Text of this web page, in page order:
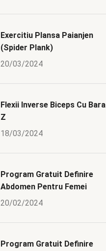
Exercitiu Plansa Paianjen
(Spider Plank)
20/03/2024
Flexii Inverse Biceps Cu Bara
Z
18/03/2024
Program Gratuit Definire
Abdomen Pentru Femei
20/02/2024
Program Gratuit Definire